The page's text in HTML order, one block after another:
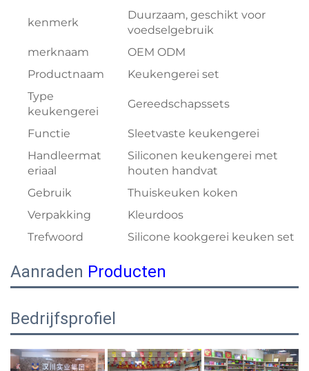
kenmerk
Duurzaam, geschikt voor
voedselgebruik
merknaam
OEM ODM
Productnaam
Keukengerei set
Type
keukengerei
Gereedschapssets
Functie
Sleetvaste keukengerei
Handleermat
eriaal
Siliconen keukengerei met
houten handvat
Gebruik
Thuiskeuken koken
Verpakking
Kleurdoos
Trefwoord
Silicone kookgerei keuken set
Aanraden Producten
Bedrijfsprofiel